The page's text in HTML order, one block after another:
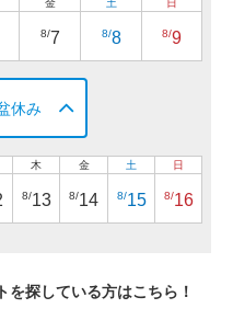
8/7 8/8 8/9
休み
木
8/13
金
8/14
土
8/15
日
8/16
探している方はこちら！